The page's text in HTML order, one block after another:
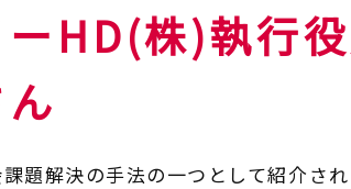
ーHD(株)執行
題解決の手法の一つとして紹介さ